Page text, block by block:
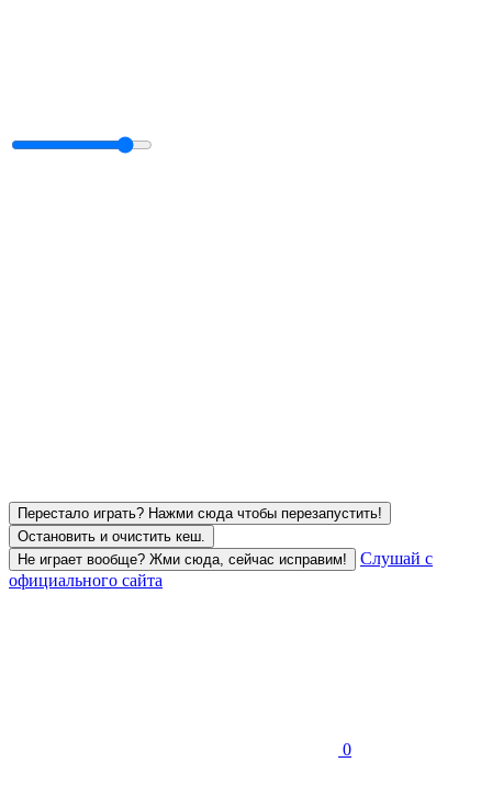
Перестало играть? Нажми сюда чтобы перезапустить!
Остановить и очистить кеш.
Не играет вообще? Жми сюда, сейчас исправим!
Слушай с
официального сайта
0